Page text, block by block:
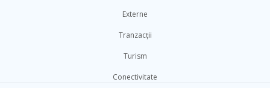
Externe
Tranzacții
Turism
Conectivitate